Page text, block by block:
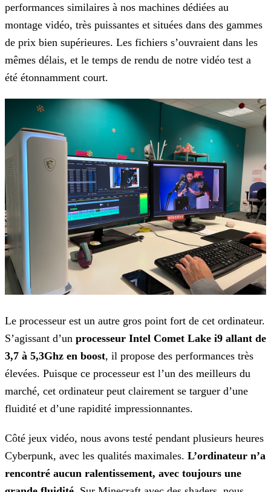
performances similaires à nos machines dédiées au
montage vidéo, très puissantes et situées dans des gammes
de prix bien supérieures. Les fichiers s’ouvraient dans les
mêmes délais, et le temps de rendu de notre vidéo test a
été étonnamment court.
Le processeur est un autre gros point fort de cet ordinateur.
S’agissant d’un processeur Intel Comet Lake i9 allant de
3,7 à 5,3Ghz en boost, il propose des performances très
élevées. Puisque ce processeur est l’un des meilleurs du
marché, cet ordinateur peut clairement se targuer d’une
fluidité et d’une rapidité impressionnantes.
Côté jeux vidéo, nous avons testé pendant plusieurs heures
Cyberpunk, avec les qualités maximales. L’ordinateur n’a
rencontré aucun ralentissement, avec toujours une